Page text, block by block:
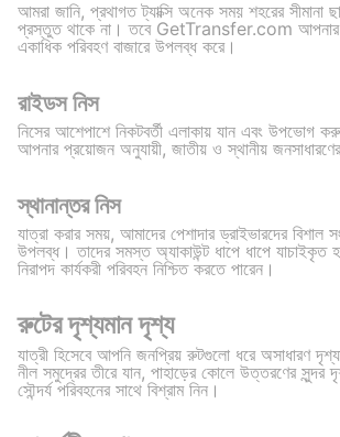
আমরা জানি, প্রথাগত ট্যাক্সি অনেক সময় শহরের সীমানা
প্রস্তুত থাকে না। তবে GetTransfer.com আপনার
একাধিক পরিবহণ বাজারে উপলব্ধ করে।
রাইডস নিস
নিসের আশেপাশে নিকটবর্তী এলাকায় যান এবং উপভোগ
আপনার প্রয়োজন অনুযায়ী, জাতীয় ও স্থানীয়
স্থানান্তর নিস
যাত্রা করার সময়, আমাদের পেশাদার ড্রাইভারদের
উপলব্ধ। তাদের সমস্ত অ্যাকাউন্ট ধাপে ধাপে যাচাইকৃত
নিরাপদ কার্যকরী পরিবহন নিশ্চিত করতে পারেন।
রুটের দৃশ্যমান দৃশ্য
যাত্রী হিসেবে আপনি জনপ্রিয় রুটগুলো ধরে অসাধারণ
নীল সমুদ্রের তীরে যান, পাহাড়ের কোলে উত্তরণের সুন্দর
সৌন্দর্য পরিবহনের সাথে বিশ্রাম নিন।